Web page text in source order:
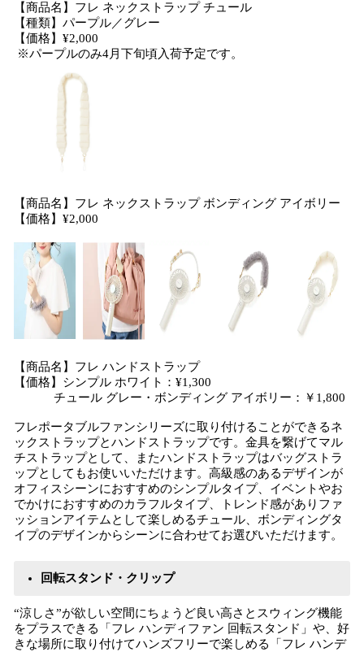
【商品名】フレ ネックストラップ チュール
【種類】パープル／グレー
【価格】¥2,000
※パープルのみ4月下旬頃入荷予定です。
【商品名】フレ ネックストラップ ボンディング アイボリー
【価格】¥2,000
【商品名】フレ ハンドストラップ
【価格】シンプル ホワイト：¥1,300
チュール グレー・ボンディング アイボリー：￥1,800
フレポータブルファンシリーズに取り付けることができるネ
ックストラップとハンドストラップです。金具を繋げてマル
チストラップとして、またハンドストラップはバッグストラ
ップとしてもお使いいただけます。高級感のあるデザインが
オフィスシーンにおすすめのシンプルタイプ、イベントやお
でかけにおすすめのカラフルタイプ、トレンド感がありファ
ッションアイテムとして楽しめるチュール、ボンディングタ
イプのデザインからシーンに合わせてお選びいただけます。
回転スタンド・クリップ
“涼しさ”が欲しい空間にちょうど良い高さとスウィング機能
をプラスできる「フレ ハンディファン 回転スタンド」や、好
きな場所に取り付けてハンズフリーで楽しめる「フレ ハンデ